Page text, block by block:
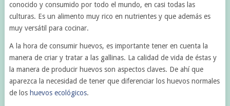
conocido y consumido por todo el mundo, en casi todas las
culturas. Es un alimento muy rico en nutrientes y que además es
muy versátil para cocinar.
A la hora de consumir huevos, es importante tener en cuenta la
manera de criar y tratar a las gallinas. La calidad de vida de éstas y
la manera de producir huevos son aspectos claves. De ahí que
aparezca la necesidad de tener que diferenciar los huevos normales
de los huevos ecológicos.